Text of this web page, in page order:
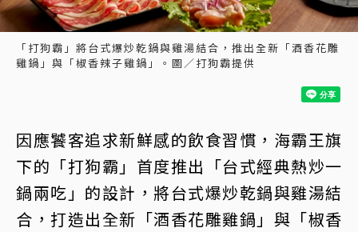
「打狗霸」將台式爆炒乾鍋與雞湯結合，推出全新「酒香花雕
雞鍋」與「椒香辣子雞鍋」。圖／打狗霸提供
因應饕客追求新鮮感的飲食習慣，海霸王旗
下的「打狗霸」首度推出「台式經典熱炒一
鍋兩吃」的設計，將台式爆炒乾鍋與雞湯結
合，打造出全新「酒香花雕雞鍋」與「椒香